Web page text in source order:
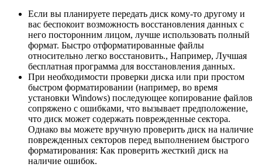
Если вы планируете передать диск кому-то другому и
вас беспокоит возможность восстановления данных с
него посторонним лицом, лучше использовать полный
формат. Быстро отформатированные файлы
относительно легко восстановить., Например, Лучшая
бесплатная программа для восстановления данных.
При необходимости проверки диска или при простом
быстром форматировании (например, во время
установки Windows) последующее копирование файлов
сопряжено с ошибками, что вызывает предположение,
что диск может содержать поврежденные сектора.
Однако вы можете вручную проверить диск на наличие
поврежденных секторов перед выполнением быстрого
форматирования: Как проверить жесткий диск на
наличие ошибок.